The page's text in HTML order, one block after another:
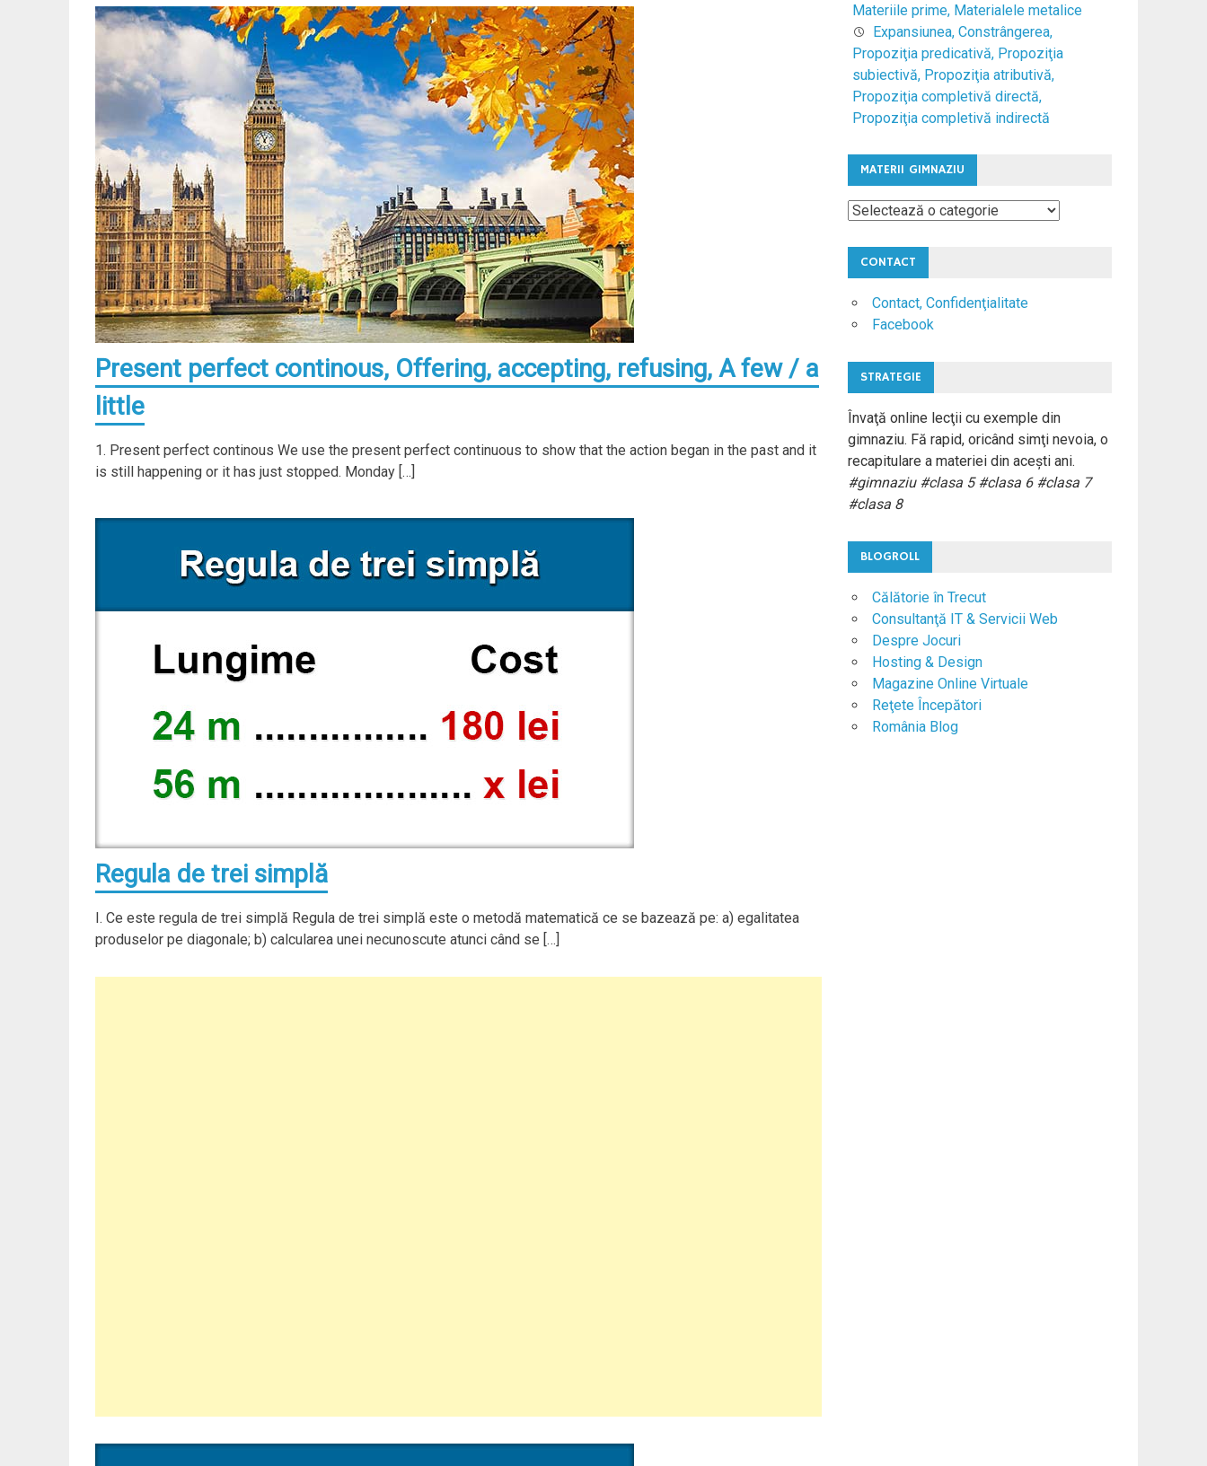
Present perfect continous, Offering, accepting, refusing, A few / a
little
1. Present perfect continous We use the present perfect continuous to show that the action began in the past and it
is still happening or it has just stopped. Monday […]
Regula de trei simplă
I. Ce este regula de trei simplă Regula de trei simplă este o metodă matematică ce se bazează pe: a) egalitatea
produselor pe diagonale; b) calcularea unei necunoscute atunci când se […]
Materiile prime, Materialele metalice
Expansiunea, Constrângerea,
Propoziţia predicativă, Propoziţia
subiectivă, Propoziţia atributivă,
Propoziţia completivă directă,
Propoziţia completivă indirectă
MATERII GIMNAZIU
Materii
CONTACT
Contact, Confidenţialitate
Facebook
STRATEGIE
Învaţă online lecţii cu exemple din
gimnaziu. Fă rapid, oricând simţi nevoia, o
recapitulare a materiei din aceşti ani.
#gimnaziu #clasa 5 #clasa 6 #clasa 7
#clasa 8
BLOGROLL
Călătorie în Trecut
Consultanţă IT & Servicii Web
Despre Jocuri
Hosting & Design
Magazine Online Virtuale
Reţete Începători
România Blog